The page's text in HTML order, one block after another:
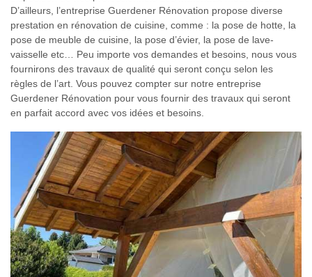
D’ailleurs, l’entreprise Guerdener Rénovation propose diverse
prestation en rénovation de cuisine, comme : la pose de hotte, la
pose de meuble de cuisine, la pose d’évier, la pose de lave-
vaisselle etc… Peu importe vos demandes et besoins, nous vous
fournirons des travaux de qualité qui seront conçu selon les
règles de l’art. Vous pouvez compter sur notre entreprise
Guerdener Rénovation pour vous fournir des travaux qui seront
en parfait accord avec vos idées et besoins.